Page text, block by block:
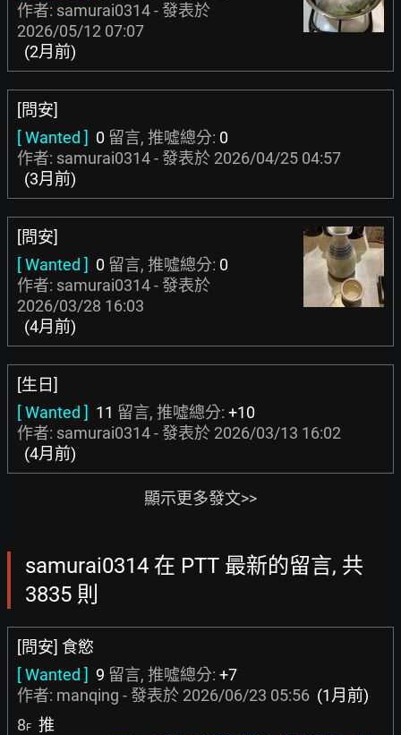
作者: samurai0314 - 發表於
2026/05/12 07:07
(2月前)
[問安]
[ Wanted ] 0 留言, 推噓總分: 0
作者: samurai0314 - 發表於 2026/04/25 04:57
(3月前)
[問安]
[ Wanted ] 0 留言, 推噓總分: 0
作者: samurai0314 - 發表於
2026/03/28 16:03
(4月前)
[生日]
[ Wanted ] 11 留言, 推噓總分: +10
作者: samurai0314 - 發表於 2026/03/13 16:02
(4月前)
顯示更多發文>>
samurai0314 在 PTT 最新的留言, 共
3835 則
[問安] 食慾
[ Wanted ] 9 留言, 推噓總分: +7
作者: manqing - 發表於 2026/06/23 05:56 (1月前)
8F 推